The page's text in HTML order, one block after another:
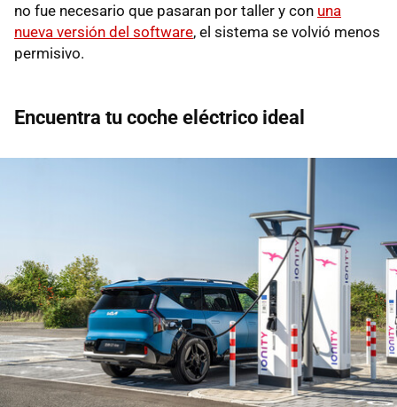
no fue necesario que pasaran por taller y con una
nueva versión del software, el sistema se volvió menos
permisivo.
Encuentra tu coche eléctrico ideal